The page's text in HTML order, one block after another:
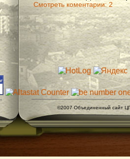
Смотреть коментарии: 2
©2007 Объединенный сайт